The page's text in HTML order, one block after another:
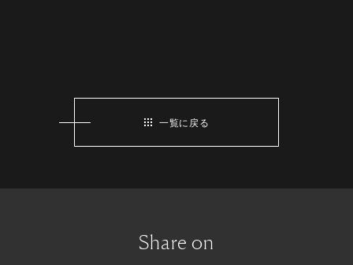
一覧に戻る
Share on